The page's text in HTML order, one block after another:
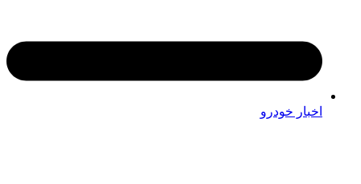
اخبار خودرو